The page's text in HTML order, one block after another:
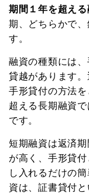
期間１年を超え
期、どちらかで
す。
融資の種類には
貸越があります。
手形貸付の方法
超える長期融資
です。
短期融資は返済
が高く、手形貸
し入れるだけの
資は、証書貸付